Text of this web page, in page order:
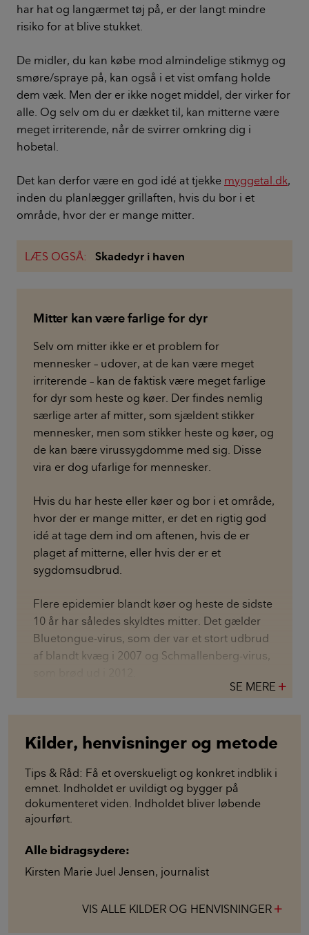
har hat og langærmet tøj på, er der langt mindre
risiko for at blive stukket.
De midler, du kan købe mod almindelige stikmyg og
smøre/spraye på, kan også i et vist omfang holde
dem væk. Men der er ikke noget middel, der virker for
alle. Og selv om du er dækket til, kan mitterne være
meget irriterende, når de svirrer omkring dig i
hobetal.
Det kan derfor være en god idé at tjekke myggetal.dk,
inden du planlægger grillaften, hvis du bor i et
område, hvor der er mange mitter.
LÆS OGSÅ: Skadedyr i haven
Mitter kan være farlige for dyr
Selv om mitter ikke er et problem for
mennesker – udover, at de kan være meget
irriterende – kan de faktisk være meget farlige
for dyr som heste og køer. Der findes nemlig
særlige arter af mitter, som sjældent stikker
mennesker, men som stikker heste og køer, og
de kan bære virussygdomme med sig. Disse
vira er dog ufarlige for mennesker.
Hvis du har heste eller køer og bor i et område,
hvor der er mange mitter, er det en rigtig god
idé at tage dem ind om aftenen, hvis de er
plaget af mitterne, eller hvis der er et
sygdomsudbrud.
Flere epidemier blandt køer og heste de sidste
10 år har således skyldtes mitter. Det gælder
Bluetongue-virus, som der var et stort udbrud
af blandt kvæg i 2007 og Schmallenberg-virus,
SE MERE
Kilder, henvisninger og metode
Tips & Råd: Få et overskueligt og konkret indblik i
emnet. Indholdet er uvildigt og bygger på
dokumenteret viden. Indholdet bliver løbende
ajourført.
Alle bidragsydere:
Kirsten Marie Juel Jensen, journalist
VIS ALLE KILDER OG HENVISNINGER